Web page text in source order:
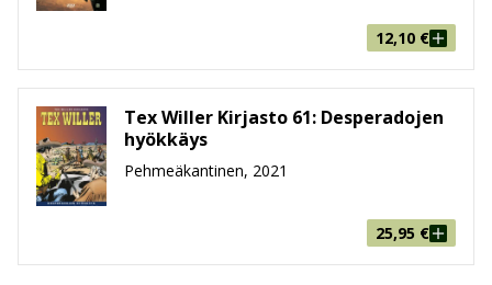
12,10 €
Tex Willer Kirjasto 61: Desperadojen
hyökkäys
Pehmeäkantinen, 2021
25,95 €